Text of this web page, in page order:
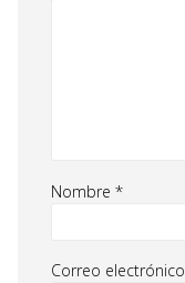
Nombre *
Correo electrónico